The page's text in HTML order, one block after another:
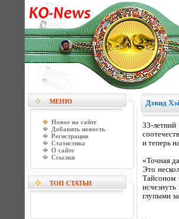
МЕНЮ
Новое на сайте
Добавить новость
Регистрация
Статистика
О сайте
Ссылки
ТОП СТАТЬИ
Дэвид
33-
и теперь
«Точная
Это
Тайсоном
глупыми